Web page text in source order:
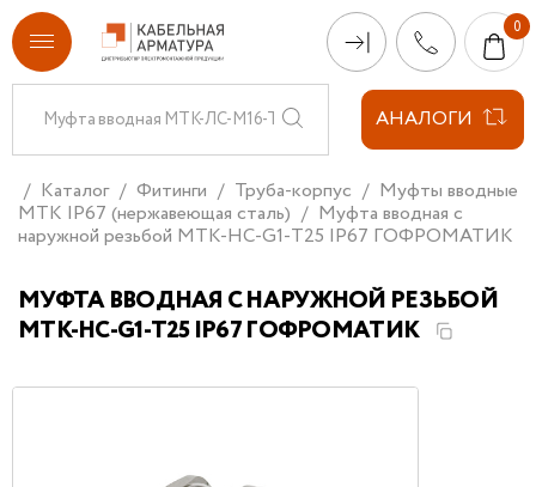
АНАЛОГИ
Каталог Фитинги Труба-корпус
Муфты вводные
МТК IP67 (нержавеющая сталь)
Муфта вводная с
наружной резьбой МТК-НС-G1-Т25 IP67 ГОФРОМАТИК
МУФТА ВВОДНАЯ С НАРУЖНОЙ РЕЗЬБОЙ
МТК-НС-G1-Т25 IP67 ГОФРОМАТИК